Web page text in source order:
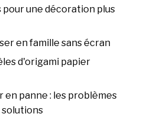
pour une décoration plus
en famille sans écran
d'origami papier
en panne : les problèmes